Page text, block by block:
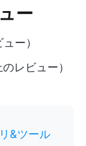
ー
ー）
レビュー）
&ツール